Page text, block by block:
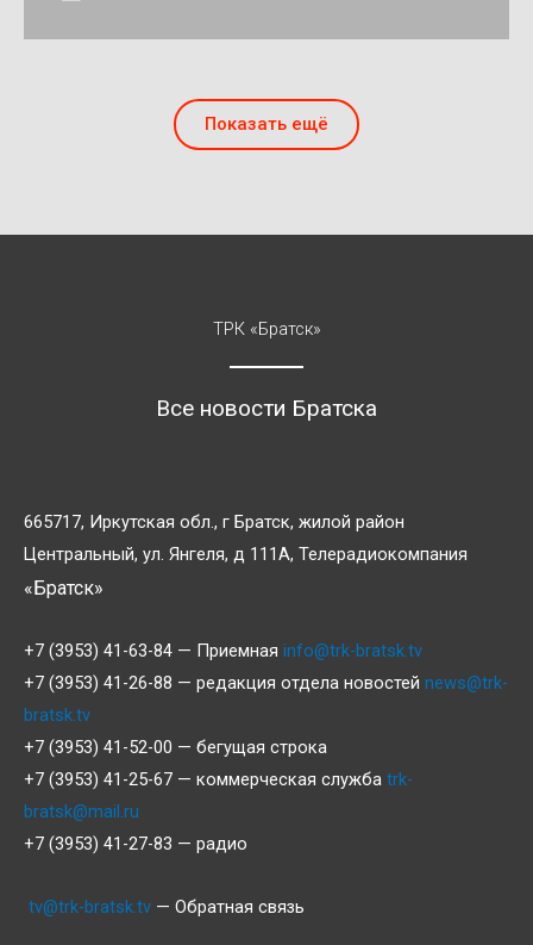
Показать ещё
ТРК «Братск»
Все новости Братска
665717, Иркутская обл., г Братск, жилой район
Центральный, ул. Янгеля, д 111А, Телерадиокомпания
«Братск»
+7 (3953) 41-63-84 — Приемная info@trk-bratsk.tv
+7 (3953) 41-26-88 — редакция отдела новостей news@trk-
bratsk.tv
+7 (3953) 41-52-00 — бегущая строка
+7 (3953) 41-25-67 — коммерческая служба trk-
bratsk@mail.ru
+7 (3953) 41-27-83 — радио
tv@trk-bratsk.tv — Обратная связь